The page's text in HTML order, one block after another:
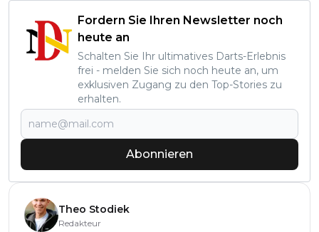
Fordern Sie Ihren Newsletter noch
heute an
Schalten Sie Ihr ultimatives Darts-Erlebnis
frei - melden Sie sich noch heute an, um
exklusiven Zugang zu den Top-Stories zu
erhalten.
Abonnieren
Theo Stodiek
Redakteur